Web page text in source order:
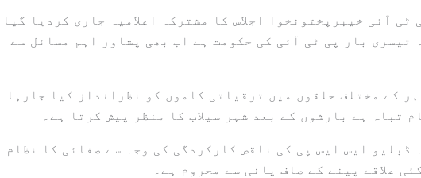
آئی خیبرپختونخوا اجلاس کا مشترکہ اعلامیہ جاری کردیا
تیسری بار پی ٹی آئی کی حکومت ہے اب بھی پشاور اہم مسائل سے
کے مختلف حلقوں میں ترقیاتی کاموں کو نظرانداز کیا جارہا
تباہ ہے بارشوں کے بعد شہر سیلاب کا منظر پیش کرتا ہے۔
ڈبلیو ایس ایس پی کی ناقص کارکردگی کی وجہ سے صفائی کا نظام
علاقے پینے کے صاف پانی سے محروم ہے۔